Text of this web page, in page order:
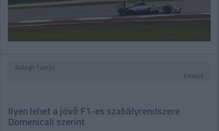
Balogh Tamás
4 napja
Ilyen lehet a jövő F1-es szabályrendszere
Domenicali szerint